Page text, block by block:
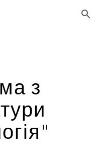
Skip to navigation
з